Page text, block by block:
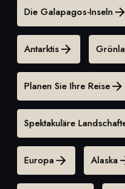
Die Galapagos-Inseln
Antarktis
Planen Sie Ihre Reise
Spektakuläre
Europa Alaska